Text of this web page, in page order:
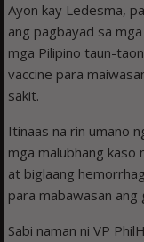
Ayon kay Ledesma,
ang pagbayad sa
mga Pilipino taun-
vaccine para
sakit.
Itinaas na rin umano
mga malubhang kaso
at biglaang
para mabawasan
Sabi naman ni VP